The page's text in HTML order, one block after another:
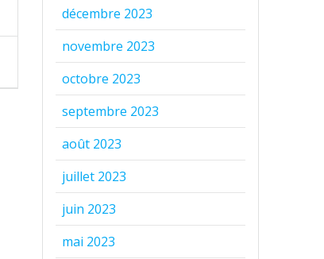
décembre 2023
novembre 2023
octobre 2023
septembre 2023
août 2023
juillet 2023
juin 2023
mai 2023